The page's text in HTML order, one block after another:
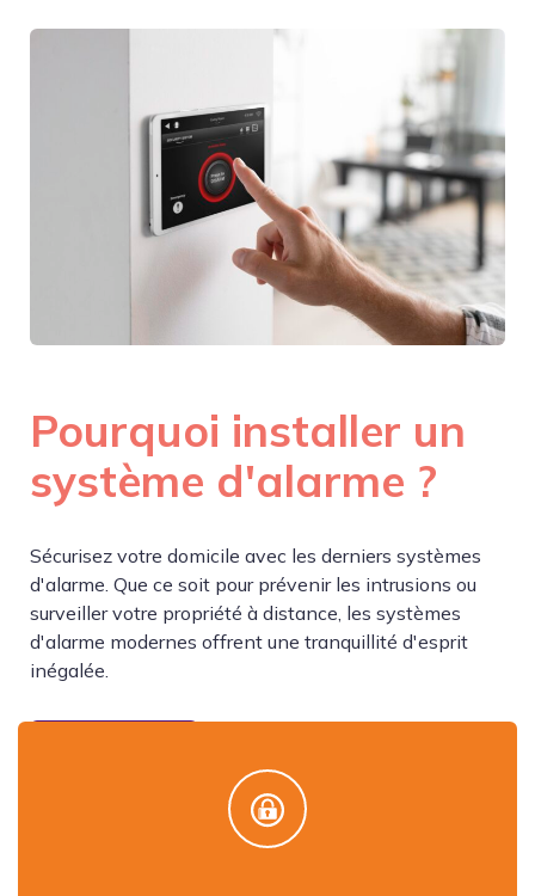
Pourquoi installer un
système d'alarme ?
Sécurisez votre domicile avec les derniers systèmes
d'alarme. Que ce soit pour prévenir les intrusions ou
surveiller votre propriété à distance, les systèmes
d'alarme modernes offrent une tranquillité d'esprit
inégalée.